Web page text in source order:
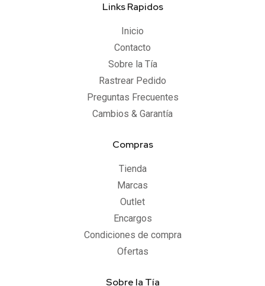
Links Rapidos
Inicio
Contacto
Sobre la Tía
Rastrear Pedido
Preguntas Frecuentes
Cambios & Garantía
Compras
Tienda
Marcas
Outlet
Encargos
Condiciones de compra
Ofertas
Sobre la Tía